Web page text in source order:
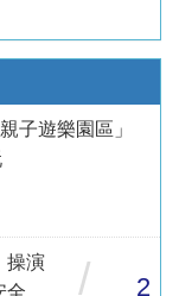
子遊樂園區」
操演
全
/ 2